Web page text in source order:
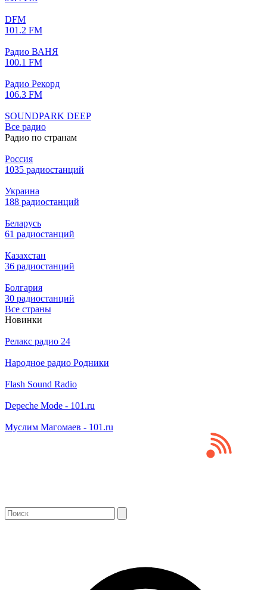
DFM
101.2 FM
Радио ВАНЯ
100.1 FM
Радио Рекорд
106.3 FM
SOUNDPARK DEEP
Все радио
Радио по странам
Россия
1035 радиостанций
Украина
188 радиостанций
Беларусь
61 радиостанций
Казахстан
36 радиостанций
Болгария
30 радиостанций
Все страны
Новинки
Релакс радио 24
Народное радио Родники
Flash Sound Radio
Depeche Mode - 101.ru
Муслим Магомаев - 101.ru